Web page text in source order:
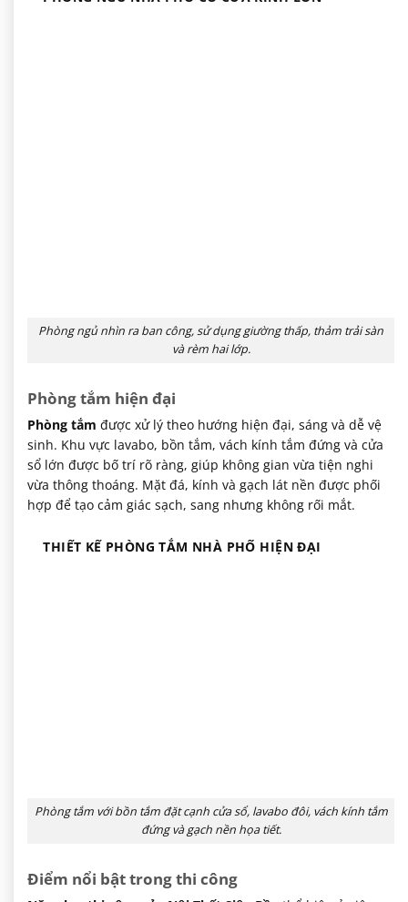
Phòng ngủ nhìn ra ban công, sử dụng giường thấp, thảm trải sàn
và rèm hai lớp.
Phòng tắm hiện đại
Phòng tắm được xử lý theo hướng hiện đại, sáng và dễ vệ
sinh. Khu vực lavabo, bồn tắm, vách kính tắm đứng và cửa
sổ lớn được bố trí rõ ràng, giúp không gian vừa tiện nghi
vừa thông thoáng. Mặt đá, kính và gạch lát nền được phối
hợp để tạo cảm giác sạch, sang nhưng không rối mắt.
THIẾT KẾ PHÒNG TẮM NHÀ PHỐ HIỆN ĐẠI
Phòng tắm với bồn tắm đặt cạnh cửa sổ, lavabo đôi, vách kính tắm
đứng và gạch nền họa tiết.
Điểm nổi bật trong thi công